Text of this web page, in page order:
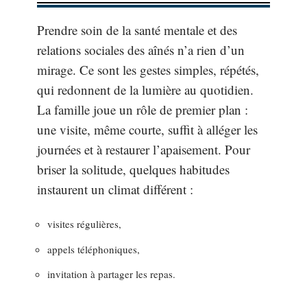
Prendre soin de la santé mentale et des
relations sociales des aînés n’a rien d’un
mirage. Ce sont les gestes simples, répétés,
qui redonnent de la lumière au quotidien.
La famille joue un rôle de premier plan :
une visite, même courte, suffit à alléger les
journées et à restaurer l’apaisement. Pour
briser la solitude, quelques habitudes
instaurent un climat différent :
visites régulières,
appels téléphoniques,
invitation à partager les repas.